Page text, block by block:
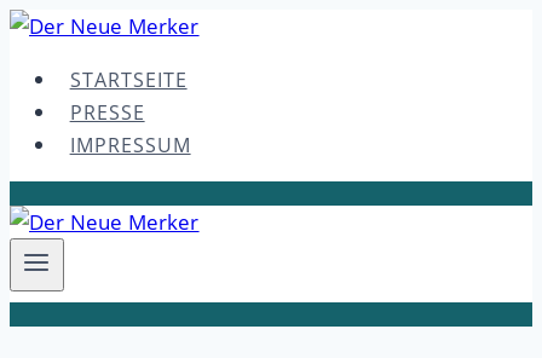
Skip
contentSTARTSEITE
PRESSE
IMPRESSUM